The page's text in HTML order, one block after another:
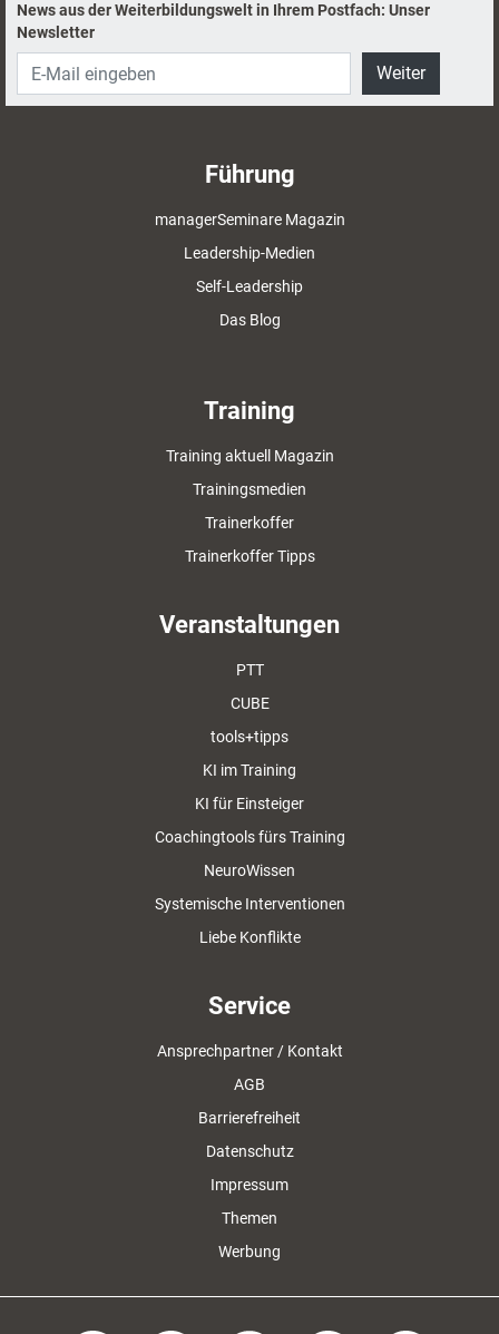
News aus der Weiterbildungswelt in Ihrem Postfach: Unser
Newsletter
Weiter
Führung
managerSeminare Magazin
Leadership-Medien
Self-Leadership
Das Blog
Training
Training aktuell Magazin
Trainingsmedien
Trainerkoffer
Trainerkoffer Tipps
Veranstaltungen
PTT
CUBE
tools+tipps
KI im Training
KI für Einsteiger
Coachingtools fürs Training
NeuroWissen
Systemische Interventionen
Liebe Konflikte
Service
Ansprechpartner / Kontakt
AGB
Barrierefreiheit
Datenschutz
Impressum
Themen
Werbung